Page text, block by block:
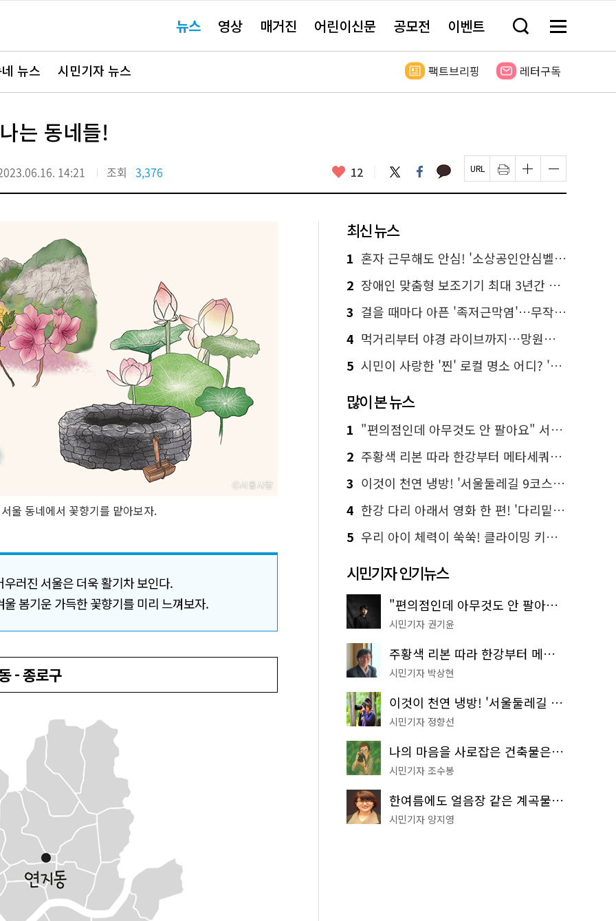
요뉴스 영상 매거진 어린이신문 공모전 이벤트 검
창
기
메
전
보
뉴스 시민기자 뉴스 팩트브리핑 레터구독
는 동네들!
14:21 조회 3,376 좋
요
12 트
위
터
페
이
스
카
카 페
이
지
인
쇄
하
글
자
크
하
기
글
자
크
하
기
울 동네에서 꽃향기를 맡아보자.
러진 서울은 더욱 활기차 보인다.
봄기운 가득한 꽃향기를 미리 느껴보자.
- 종로구
최신 뉴스
1 혼자 근무해도 안심! '소상공인안심벨' 신청하세요
2 장애인 맞춤형 보조기기 최대 3년간 무상 대여…삶의 질 높인다
3 걸을 때마다 아픈 '족저근막염'…무작정 참지 말고 '이것' 해보세요!
4 먹거리부터 야경 라이브까지…망원한강공원 알짜 코스
5 시민이 사랑한 '찐' 로컬 명소 어디? '서울에디션25' 추천 코스
많이 본 뉴스
1 "편의점인데 아무것도 안 팔아요" 서울에서 가장 특별한 편의점의 정체
2 주황색 리본 따라 한강부터 메타세쿼이아 숲길까지…서울둘레길 15코스
3 이것이 천연 냉방! '서울둘레길 9코스'로 숲속 피서 떠나볼까
4 한강 다리 아래서 영화 한 편! '다리밑 영화관' 무료 상영
5 우리 아이 체력이 쑥쑥! 클라이밍 키즈카페·어린이 체력장
시민기자 인기뉴스
"편의점인데 아무것도 안 팔아요" 서울에서 가장 특별한 편의점의 정체
시민기자 권기윤
주황색 리본 따라 한강부터 메타세쿼이아 숲길까지…서울둘레길 15코스
시민기자 박상현
이것이 천연 냉방! '서울둘레길 9코스'로 숲속 피서 떠나볼까
시민기자 정향선
나의 마음을 사로잡은 건축물은? '서울시 건축상' 수상작 공개!
시민기자 조수봉
한여름에도 얼음장 같은 계곡물! 서울 '진관사 계곡'이 천국이네~
시민기자 양지영